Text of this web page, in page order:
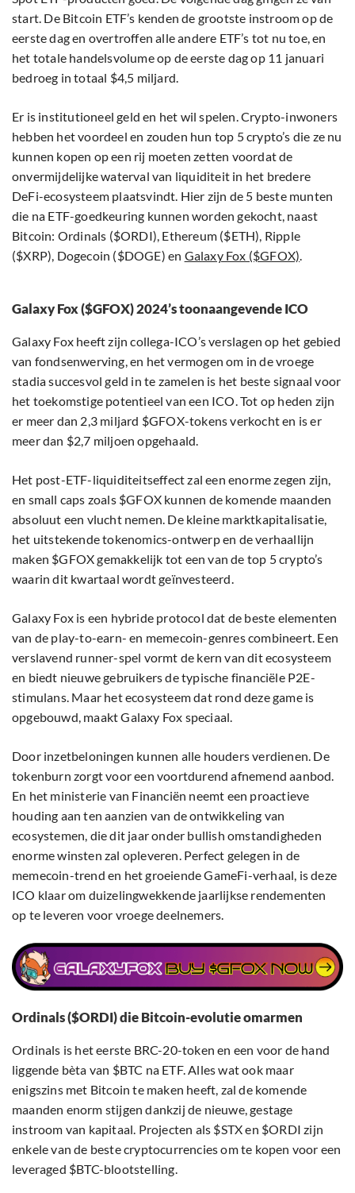
start. De Bitcoin ETF’s kenden de grootste instroom op de
eerste dag en overtroffen alle andere ETF’s tot nu toe, en
het totale handelsvolume op de eerste dag op 11 januari
bedroeg in totaal $4,5 miljard.
Er is institutioneel geld en het wil spelen. Crypto-inwoners
hebben het voordeel en zouden hun top 5 crypto’s die ze nu
kunnen kopen op een rij moeten zetten voordat de
onvermijdelijke waterval van liquiditeit in het bredere
DeFi-ecosysteem plaatsvindt. Hier zijn de 5 beste munten
die na ETF-goedkeuring kunnen worden gekocht, naast
Bitcoin: Ordinals ($ORDI), Ethereum ($ETH), Ripple
($XRP), Dogecoin ($DOGE) en Galaxy Fox ($GFOX).
Galaxy Fox ($GFOX) 2024’s toonaangevende ICO
Galaxy Fox heeft zijn collega-ICO’s verslagen op het gebied
van fondsenwerving, en het vermogen om in de vroege
stadia succesvol geld in te zamelen is het beste signaal voor
het toekomstige potentieel van een ICO. Tot op heden zijn
er meer dan 2,3 miljard $GFOX-tokens verkocht en is er
meer dan $2,7 miljoen opgehaald.
Het post-ETF-liquiditeitseffect zal een enorme zegen zijn,
en small caps zoals $GFOX kunnen de komende maanden
absoluut een vlucht nemen. De kleine marktkapitalisatie,
het uitstekende tokenomics-ontwerp en de verhaallijn
maken $GFOX gemakkelijk tot een van de top 5 crypto’s
waarin dit kwartaal wordt geïnvesteerd.
Galaxy Fox is een hybride protocol dat de beste elementen
van de play-to-earn- en memecoin-genres combineert. Een
verslavend runner-spel vormt de kern van dit ecosysteem
en biedt nieuwe gebruikers de typische financiële P2E-
stimulans. Maar het ecosysteem dat rond deze game is
opgebouwd, maakt Galaxy Fox speciaal.
Door inzetbeloningen kunnen alle houders verdienen. De
tokenburn zorgt voor een voortdurend afnemend aanbod.
En het ministerie van Financiën neemt een proactieve
houding aan ten aanzien van de ontwikkeling van
ecosystemen, die dit jaar onder bullish omstandigheden
enorme winsten zal opleveren. Perfect gelegen in de
memecoin-trend en het groeiende GameFi-verhaal, is deze
ICO klaar om duizelingwekkende jaarlijkse rendementen
op te leveren voor vroege deelnemers.
Ordinals ($ORDI) die Bitcoin-evolutie omarmen
Ordinals is het eerste BRC-20-token en een voor de hand
liggende bèta van $BTC na ETF. Alles wat ook maar
enigszins met Bitcoin te maken heeft, zal de komende
maanden enorm stijgen dankzij de nieuwe, gestage
instroom van kapitaal. Projecten als $STX en $ORDI zijn
enkele van de beste cryptocurrencies om te kopen voor een
leveraged $BTC-blootstelling.